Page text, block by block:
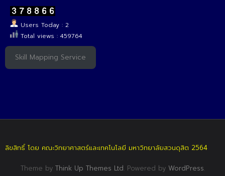
Users Today : 2
Total views : 459764
Skill Mapping Service
ลิขสิทธิ์ โดย คณะวิทยาศาสตร์และเทคโนโลยี มหาวิทยาลัยสวนดุสิต 2564
Theme by Think Up Themes Ltd. Powered by WordPress.